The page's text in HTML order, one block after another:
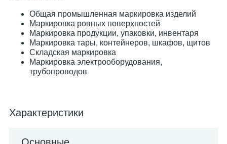
Общая промышленная маркировка изделий
Маркировка ровных поверхностей
Маркировка продукции, упаковки, инвентаря
Маркировка тары, контейнеров, шкафов, щитов
Складская маркировка
Маркировка электрооборудования,
трубопроводов
Характеристики